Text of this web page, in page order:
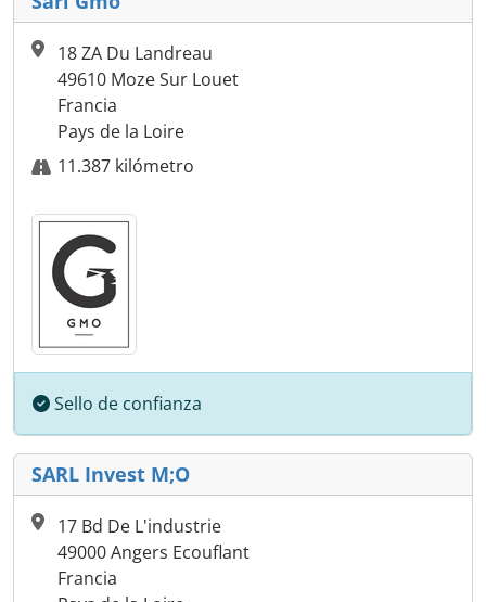
18 ZA Du Landreau
49610 Moze Sur Louet
Francia
Pays de la Loire
11.387 kilómetro
Sello de confianza
SARL Invest M;O
17 Bd De L'industrie
49000 Angers Ecouflant
Francia